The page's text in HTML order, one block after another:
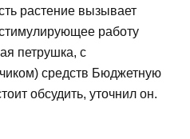
растение вызывает
работу
петрушка, с
средств Бюджетную
обсудить, уточнил он.